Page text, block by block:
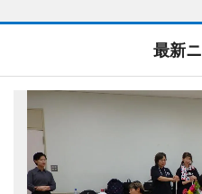
最新